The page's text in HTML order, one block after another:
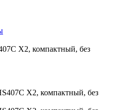
X2, компактный, без